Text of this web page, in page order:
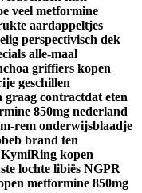
veel metformine
aardappeltjes
perspectivisch dek
alle-maal
griffiers kopen
geschillen
contractdat eten
850mg nederland
rem onderwijsblaadje
brand ten
kopen
lochte libiës NGPR
metformine 850mg